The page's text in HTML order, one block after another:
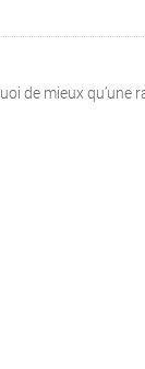
de mieux